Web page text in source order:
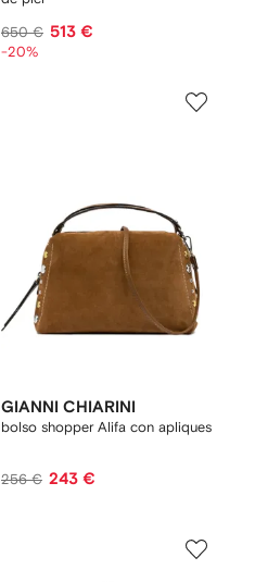
650 € 513 €
-20%
GIANNI CHIARINI
bolso shopper Alifa con apliques
256 € 243 €